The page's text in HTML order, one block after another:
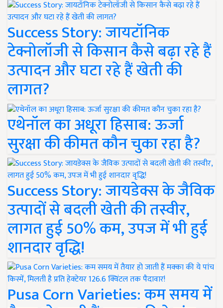
Success Story: जायटॉनिक
टेक्नोलॉजी से किसान कैसे बढ़ा रहे हैं
उत्पादन और घटा रहे हैं खेती की
लागत?
एथेनॉल का अधूरा हिसाब: ऊर्जा
सुरक्षा की कीमत कौन चुका रहा है?
Success Story: जायडेक्स के जैविक
उत्पादों से बदली खेती की तस्वीर,
लागत हुई 50% कम, उपज में भी हुई
शानदार वृद्धि!
Pusa Corn Varieties: कम समय में